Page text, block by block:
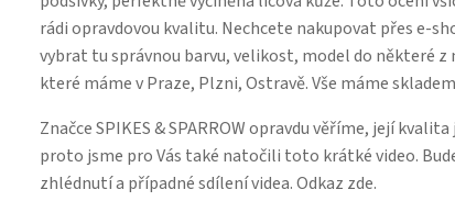
rádi opravdovou kvalitu. Nechcete nakupovat přes e-
vybrat tu správnou barvu, velikost, model do některé z
které máme v Praze, Plzni, Ostravě. Vše máme
Značce SPIKES & SPARROW opravdu věříme, její
proto jsme pro Vás také natočili toto krátké video.
zhlédnutí a případné sdílení videa.Odkaz zde.